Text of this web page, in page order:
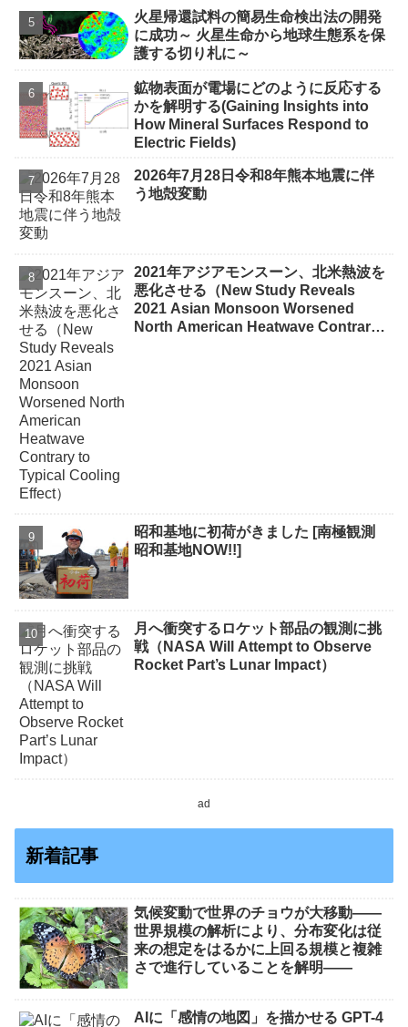
火星帰還試料の簡易生命検出法の開発
に成功～ 火星生命から地球生態系を保
護する切り札に～
鉱物表面が電場にどのように反応する
かを解明する(Gaining Insights into
How Mineral Surfaces Respond to
Electric Fields)
2026年7月28日令和8年熊本地震に伴
う地殻変動
2021年アジアモンスーン、北米熱波を
悪化させる（New Study Reveals
2021 Asian Monsoon Worsened
North American Heatwave Contrary
昭和基地に初荷がきました [南極観測
昭和基地NOW!!]
月へ衝突するロケット部品の観測に挑
戦（NASA Will Attempt to Observe
Rocket Part’s Lunar Impact）
ad
新着記事
気候変動で世界のチョウが大移動――
世界規模の解析により、分布変化は従
来の想定をはるかに上回る規模と複雑
さで進行していることを解明――
AIに「感情の地図」を描かせる GPT-4